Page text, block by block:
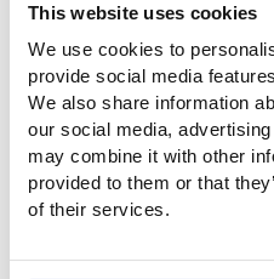
This website uses cookies
We use cookies to
provide social media
We also share information
our social media,
may combine it with other
provided to them or that
of their services.
fachada:
Año de ejecución: 2009
¿Preguntas?
¿Tiene alguna pregunta o
dude en ponerse en
+31 (0)316-250830
pondremos en contacto con